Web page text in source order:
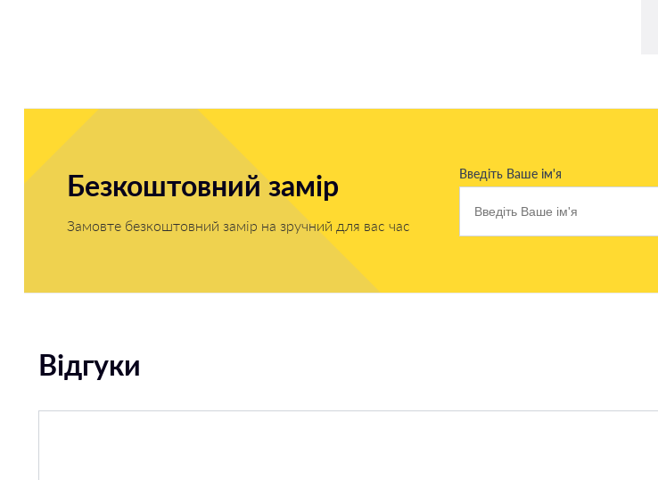
Безкоштовний замір
Замовте безкоштовний замір на зручний для вас час
Введіть Ваше ім'я
Відгуки